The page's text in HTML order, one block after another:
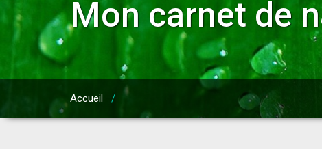
Mon carnet de
Accueil /